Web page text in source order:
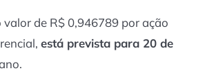
valor de R$ 0,946789 por ação
está prevista para 20 de